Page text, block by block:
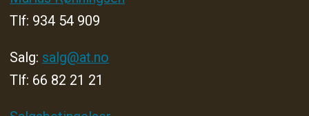
Tlf: 934 54 909
Salg: salg@at.no
Tlf: 66 82 21 21